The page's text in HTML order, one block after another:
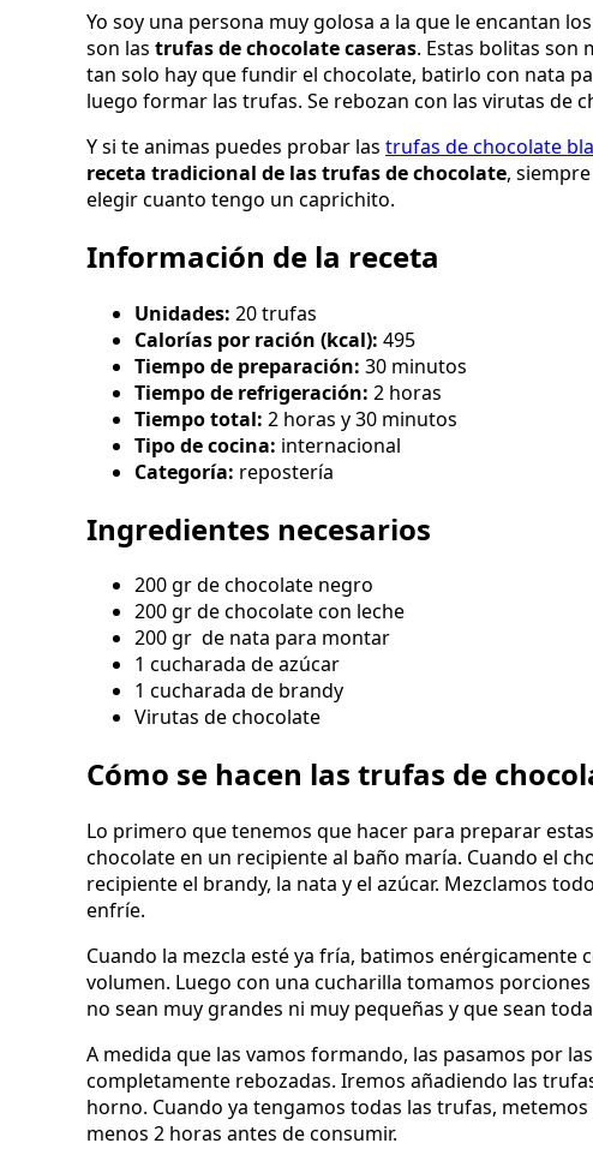
Yo soy una persona muy golosa a la que le encantan
son las trufas de chocolate caseras. Estas bolitas son
tan solo hay que fundir el chocolate, batirlo con nata
luego formar las trufas. Se rebozan con las virutas de
Y si te animas puedes probar las trufas de chocolate
receta tradicional de las trufas de chocolate,
elegir cuanto tengo un caprichito.
Información de la receta
Unidades: 20 trufas
Calorías por ración (kcal): 495
Tiempo de preparación: 30 minutos
Tiempo de refrigeración: 2 horas
Tiempo total: 2 horas y 30 minutos
Tipo de cocina: internacional
Categoría: repostería
Ingredientes necesarios
200 gr de chocolate negro
200 gr de chocolate con leche
200 gr de nata para montar
1 cucharada de azúcar
1 cucharada de brandy
Virutas de chocolate
Cómo se hacen las trufas de
Lo primero que tenemos que hacer para preparar
chocolate en un recipiente al baño maría. Cuando el
recipiente el brandy, la nata y el azúcar. Mezclamos
enfríe.
Cuando la mezcla esté ya fría, batimos enérgicamente
volumen. Luego con una cucharilla tomamos
no sean muy grandes ni muy pequeñas y que sean
A medida que las vamos formando, las pasamos por
completamente rebozadas. Iremos añadiendo las
horno. Cuando ya tengamos todas las trufas,
menos 2 horas antes de consumir.